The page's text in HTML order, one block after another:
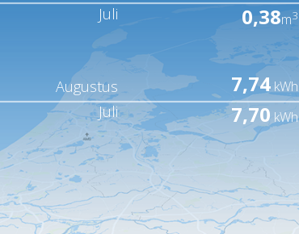
Juli 0,38m3
Augustus 7,74 kWh
Juli 7,70 kWh